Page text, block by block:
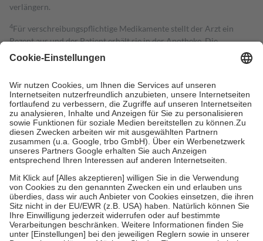
verlängern.
4Für verschreibungspflichtige Medikamente stellt der Arzt ein
Rezept aus und der Patient erhält sie in der Apotheke. Die
gesetzliche Krankenversicherung übernimmt in der Regel die
Kosten dafür, der Versicherte trägt einen Teil davon als Zuzahlung
Grundsätzlich leisten Mitglieder Zuzahlungen in Höhe von zehn
Prozent des Abgabepreises,mindestens jedochfünf Euround
höchstens zehn Euro.Es sind jedoch nie mehr als die tatsächlichen
Kosten der Leistung zu entrichten.
Diese Regeln gelten grundsätzlich auch für Online-Apotheken.
Bei Heilmitteln und häuslicher Krankenpflege beträgt die
Zuzahlung zehn Prozent der Kosten sowie zehn Euro je
Verordnung.
Um das Engagement der Versicherten für ihre eigene Gesundheit zu
stärken und die besondere Stellung der Familie zu unterstützen,
fallenkeine Zuzahlungenan bei:
• Kindern und Jugendlichen bis zum vollendeten 18. Lebensjahr
mit Ausnahme der Fahrkosten